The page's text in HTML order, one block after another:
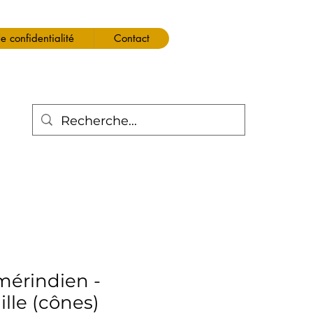
confidentialité Contact
-
(cônes)